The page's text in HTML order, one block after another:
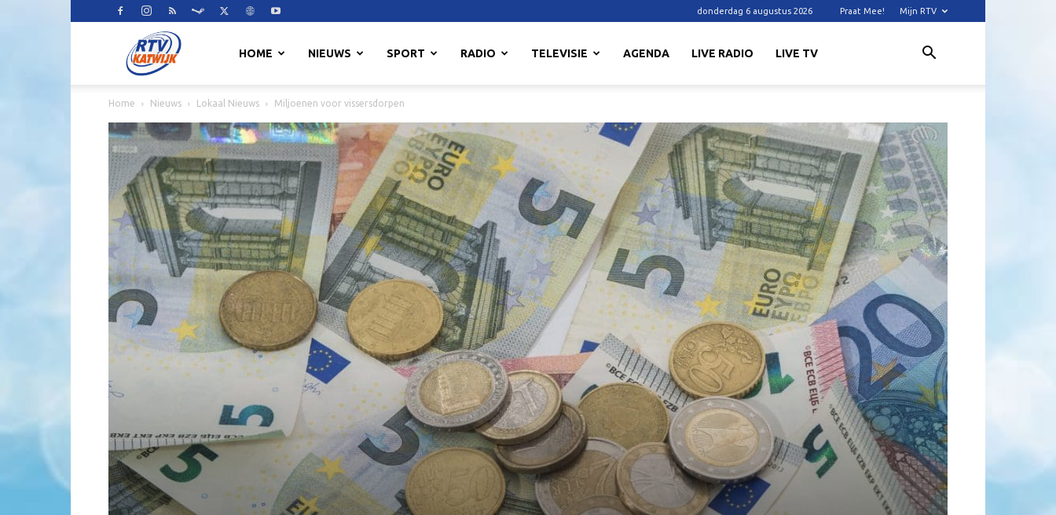
donderdag 6 augustus 2026 Praat Mee! Mijn RTV
HOME NIEUWS SPORT RADIO TELEVISIE AGENDA LIVE RADIO LIVE TV
Home Nieuws Lokaal Nieuws Miljoenen voor vissersdorpen